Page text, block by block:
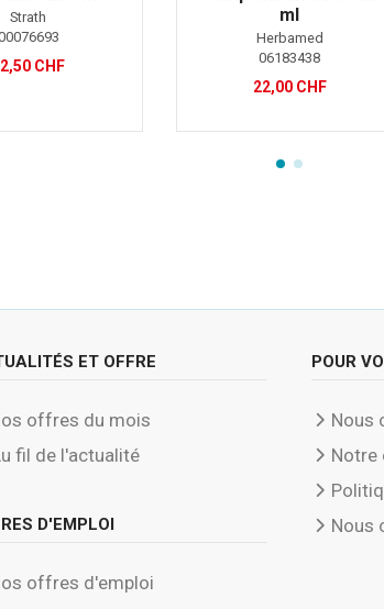
Strath
CHF
ml
Herbamed
06183438
22,00 CHF
ET OFFRE
offres du mois
fil de l'actualité
D'EMPLOI
offres d'emploi
POUR
Nous
Notre
Nous